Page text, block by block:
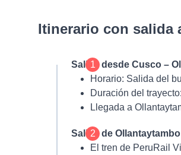
Itinerario con salida
1
Salida desde Cusco –
Horario: Salida del
Duración del trayecto:
Llegada a
2
Salida de
El tren de PeruRail